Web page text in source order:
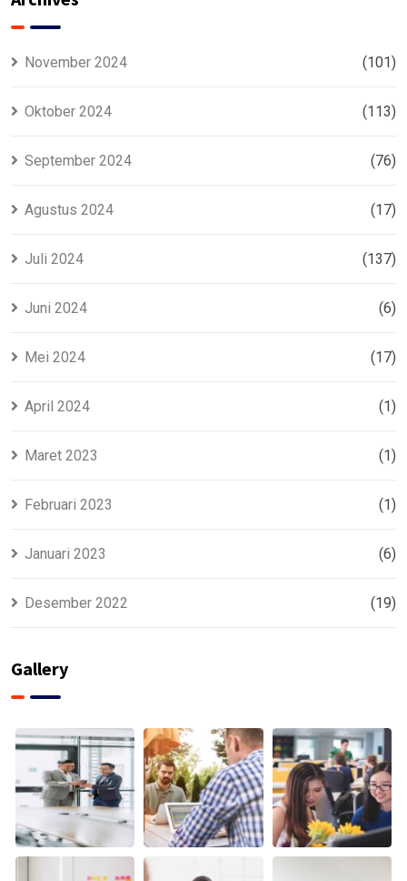
November 2024 (101)
Oktober 2024 (113)
September 2024 (76)
Agustus 2024 (17)
Juli 2024 (137)
Juni 2024 (6)
Mei 2024 (17)
April 2024 (1)
Maret 2023 (1)
Februari 2023 (1)
Januari 2023 (6)
Desember 2022 (19)
Gallery